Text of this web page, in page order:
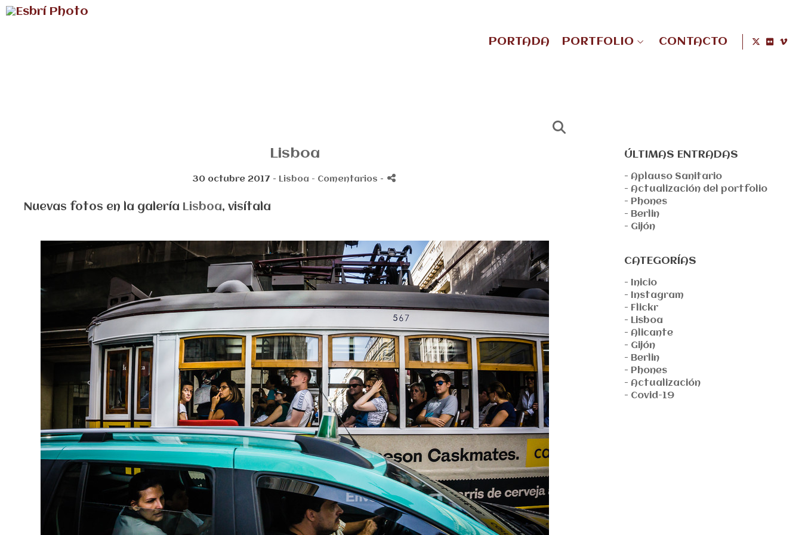
PORTADA PORTFOLIO CONTACTO
Lisboa
30 octubre 2017 - Lisboa - Comentarios -
Nuevas fotos en la galería Lisboa, visítala
ÚLTIMAS ENTRADAS
- Aplauso Sanitario
- Actualización del portfolio
- Phones
- Berlin
- Gijón
CATEGORÍAS
- Inicio
- Instagram
- Flickr
- Lisboa
- Alicante
- Gijón
- Berlin
- Phones
- Actualización
- Covid-19